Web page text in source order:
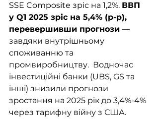
SSE Composite зріс на 1,2%. ВВП
у Q1 2025 зріс на 5,4% (р-р),
перевершивши прогнози —
завдяки внутрішньому
споживанню та
промвиробництву.  Водночас
інвестиційні банки (UBS, GS та
інші) знизили прогнози
зростання на 2025 рік до 3,4%-4%
через тарифну війну з США.